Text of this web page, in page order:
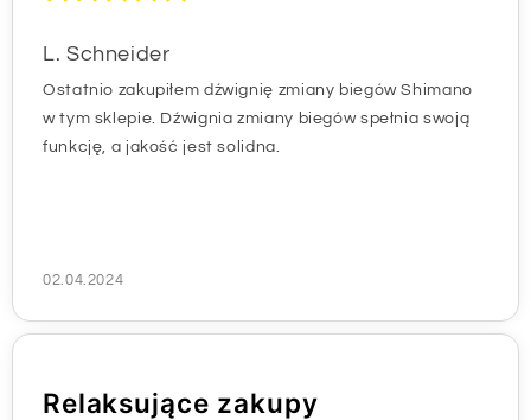
L. Schneider
Ostatnio zakupiłem dźwignię zmiany biegów Shimano
w tym sklepie. Dźwignia zmiany biegów spełnia swoją
funkcję, a jakość jest solidna.
02.04.2024
Relaksujące zakupy